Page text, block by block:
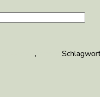
,